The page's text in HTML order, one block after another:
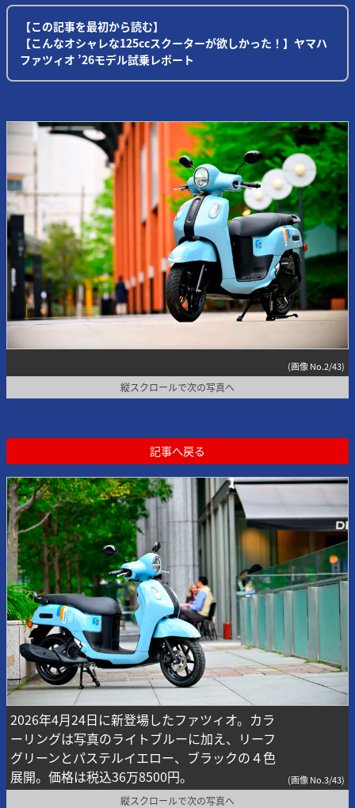
【この記事を最初から読む】
【こんなオシャレな125ccスクーターが欲しかった！】ヤマハ
ファツィオ ’26モデル試乗レポート
(画像 No.2/43)
縦スクロールで次の写真へ
記事へ戻る
2026年4月24日に新登場したファツィオ。カラ
ーリングは写真のライトブルーに加え、リーフ
グリーンとパステルイエロー、ブラックの４色
展開。価格は税込36万8500円。
(画像 No.3/43)
縦スクロールで次の写真へ